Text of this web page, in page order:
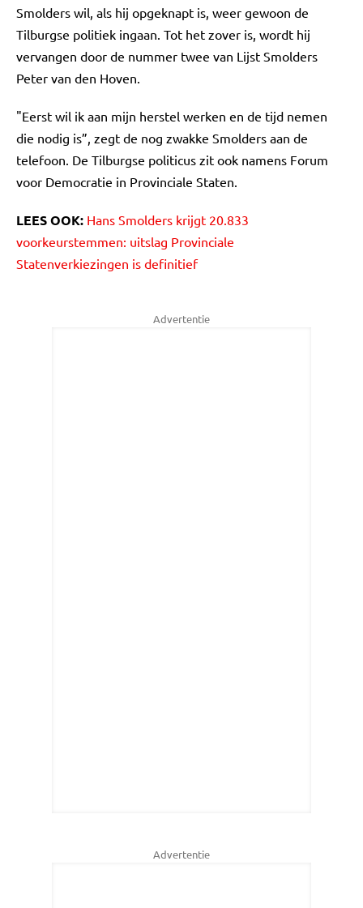
Smolders wil, als hij opgeknapt is, weer gewoon de
Tilburgse politiek ingaan. Tot het zover is, wordt hij
vervangen door de nummer twee van Lijst Smolders
Peter van den Hoven.
"Eerst wil ik aan mijn herstel werken en de tijd nemen
die nodig is”, zegt de nog zwakke Smolders aan de
telefoon. De Tilburgse politicus zit ook namens Forum
voor Democratie in Provinciale Staten.
LEES OOK: Hans Smolders krijgt 20.833
voorkeurstemmen: uitslag Provinciale
Statenverkiezingen is definitief
Advertentie
Advertentie